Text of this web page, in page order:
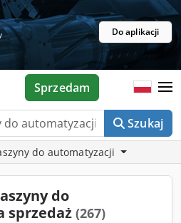
Do aplikacji
Szukaj
Sprzedam
do automatyzacji
do
sprzedaż (267)